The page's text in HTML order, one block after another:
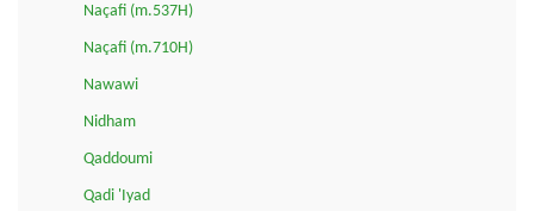
Naçafi (m.537H)
Naçafi (m.710H)
Nawawi
Nidham
Qaddoumi
Qadi 'Iyad